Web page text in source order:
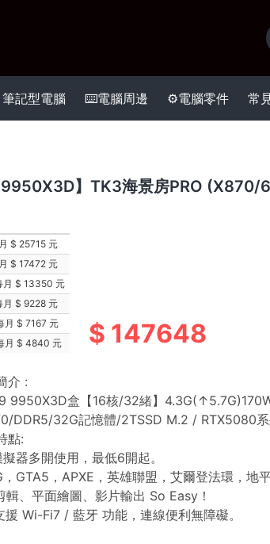
記型電腦 ⌨️電腦周邊 ⚙️電腦零件 常
9950X3D】TK3海景房PRO
25715 元
17472 元
13350 元
9228 元
月
7167 元
月
4840 元 147648
介 :
9950X3D盒【16核/32緒】
DDR5/32G記憶體/2TSSD M.2 / RTX5080
點:
擬器多開使用，最低6開起。
，GTA5，APXE，英雄聯盟，艾爾登法環，地
輯、平面繪圖、影片輸出 So Easy！
援 Wi-Fi7 / 藍牙 功能，連線便利無障礙。